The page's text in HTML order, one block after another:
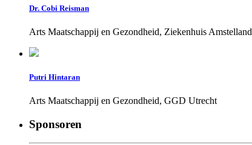
Dr. Cobi Reisman
Arts Maatschappij en Gezondheid, Ziekenhuis Amstelland
Putri Hintaran
Arts Maatschappij en Gezondheid, GGD Utrecht
Sponsoren